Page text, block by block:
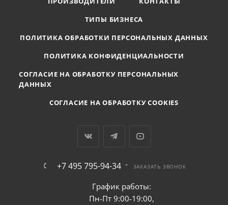
ТИПЫ БИЗНЕСА
ПОЛИТИКА ОБРАБОТКИ ПЕРСОНАЛЬНЫХ ДАННЫХ
ПОЛИТИКА КОНФИДЕНЦИАЛЬНОСТИ
СОГЛАСИЕ НА ОБРАБОТКУ ПЕРСОНАЛЬНЫХ
ДАННЫХ
СОГЛАСИЕ НА ОБРАБОТКУ COOKIES
+7 495 795-94-34 ЗАКАЗАТЬ ЗВОНОК
График работы:
Пн-Пт 9:00-19:00,